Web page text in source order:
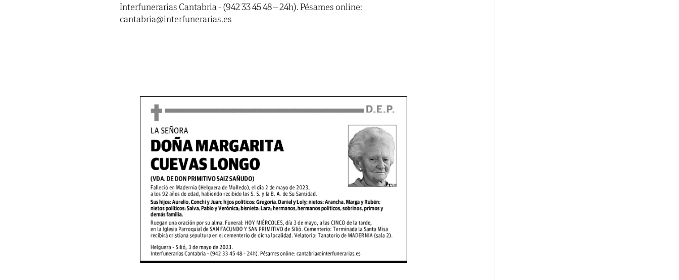
Interfunerarias Cantabria - (942 33 45 48 – 24h). Pésames online:
cantabria@interfunerarias.es